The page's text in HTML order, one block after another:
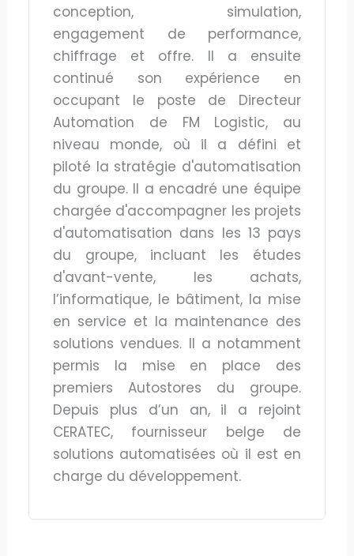
conception, simulation,
engagement de performance,
chiffrage et offre. Il a ensuite
continué son expérience en
occupant le poste de Directeur
Automation de FM Logistic, au
niveau monde, où il a défini et
piloté la stratégie d'automatisation
du groupe. Il a encadré une équipe
chargée d'accompagner les projets
d'automatisation dans les 13 pays
du groupe, incluant les études
d'avant-vente, les achats,
l’informatique, le bâtiment, la mise
en service et la maintenance des
solutions vendues. Il a notamment
permis la mise en place des
premiers Autostores du groupe.
Depuis plus d’un an, il a rejoint
CERATEC, fournisseur belge de
solutions automatisées où il est en
charge du développement.